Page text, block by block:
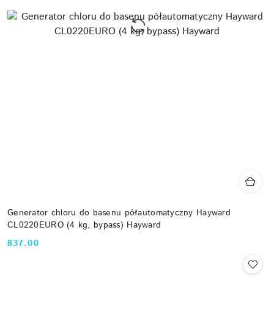
Generator chloru do basenu półautomatyczny Hayward
CL0220EURO (4 kg, bypass) Hayward
Cena:
837.00